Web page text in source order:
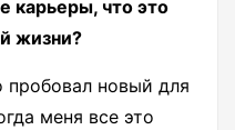
карьеры, что это
жизни?
новый для
меня все это